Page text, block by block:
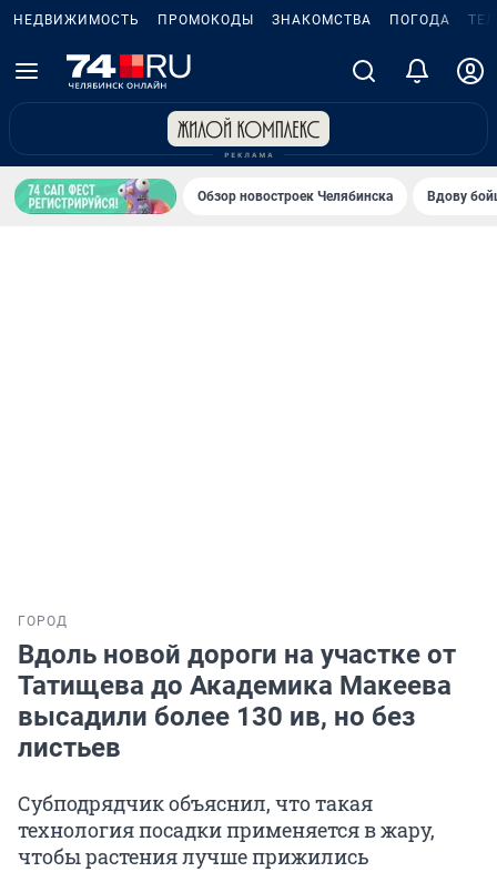
НЕДВИЖИМОСТЬ ПРОМОКОДЫ ЗНАКОМСТВА ПОГОДА
Обзор новостроек Челябинска Вдову
ГОРОД
Вдоль новой дороги на участке от
Татищева до Академика Макеева
высадили более 130 ив, но без
листьев
Субподрядчик объяснил, что такая
технология посадки применяется в жару,
чтобы растения лучше прижились